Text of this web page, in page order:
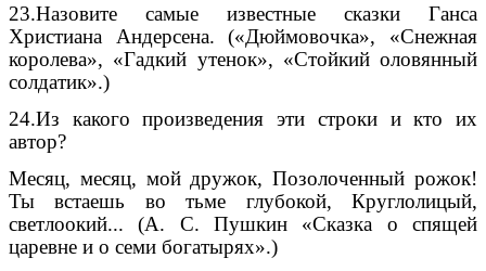
23.Назовите самые известные сказки Ганса
Христиана Андерсена. («Дюймовочка», «Снежная
королева», «Гадкий утенок», «Стойкий оловянный
солдатик».)
24.Из какого произведения эти строки и кто их
автор?
Месяц, месяц, мой дружок, Позолоченный рожок!
Ты встаешь во тьме глубокой, Круглолицый,
светлоокий... (А. С. Пушкин «Сказка о спящей
царевне и о семи богатырях».)